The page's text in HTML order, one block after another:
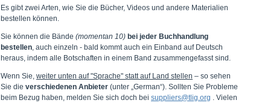
Es gibt zwei Arten, wie Sie die Bücher, Videos und andere Materialien
bestellen können.
Sie können die Bände (momentan 10) bei jeder Buchhandlung
bestellen , auch einzeln - bald kommt auch ein Einband auf Deutsch
heraus, indem alle Botschaften in einem Band zusammengefasst sind.
Wenn Sie, weiter unten auf "Sprache" statt auf Land stellen – so sehen
Sie die verschiedenen Anbieter (unter „German“). Sollten Sie Probleme
beim Bezug haben, melden Sie sich doch bei suppliers@tlig.org . Vielen